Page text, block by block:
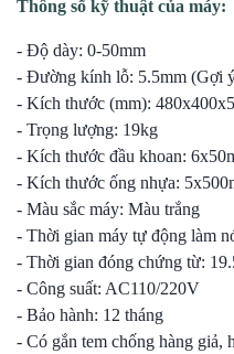
Thông số kỹ thuật của máy:
- Độ dày: 0-50mm
- Đường kính lỗ: 5.5mm (Gợi
- Kích thước (mm):
- Trọng lượng: 19kg
- Kích thước đầu khoan:
- Kích thước ống nhựa:
- Màu sắc máy: Màu trắng
- Thời gian máy tự động làm
- Thời gian đóng chứng từ:
- Công suất: AC110/220V
- Bảo hành: 12 tháng
- Có gắn tem chống hàng giả,